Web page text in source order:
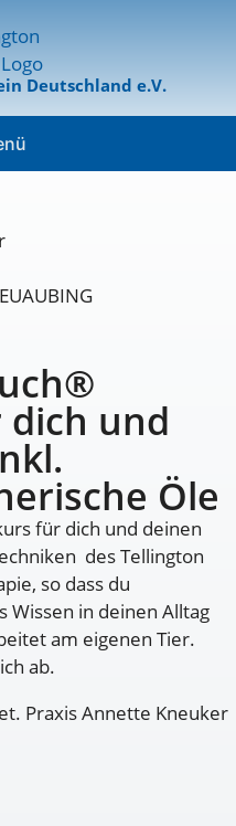
Deutschland e.V.
und
Öle
für dich und deinen
des Tellington
so dass du
Wissen in deinen Alltag
am eigenen Tier.
ab.
Praxis Annette Kneuker